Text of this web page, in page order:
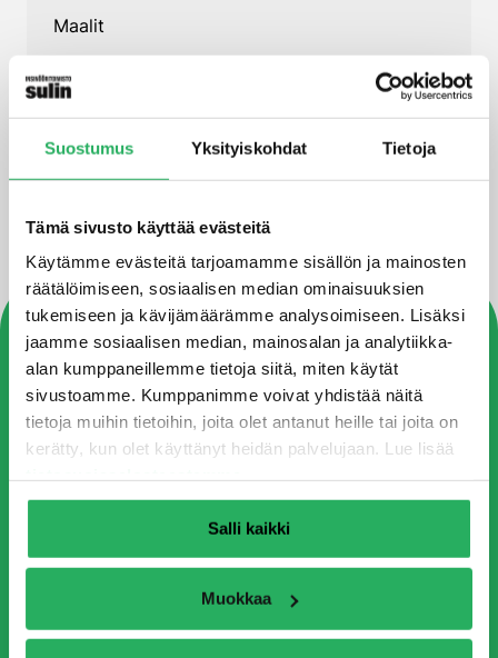
Suostumus Yksityiskohdat Tietoja
Tämä sivusto käyttää evästeitä
Käytämme evästeitä tarjoamamme sisällön ja mainosten
räätälöimiseen, sosiaalisen median ominaisuuksien
tukemiseen ja kävijämäärämme analysoimiseen. Lisäksi
jaamme sosiaalisen median, mainosalan ja analytiikka-
alan kumppaneillemme tietoja siitä, miten käytät
sivustoamme. Kumppanimme voivat yhdistää näitä
tietoja muihin tietoihin, joita olet antanut heille tai joita on
kerätty, kun olet käyttänyt heidän palvelujaan. Lue lisää
Salli kaikki
Muokkaa
Maalit
Työvälineet
Maaliharjat ja telat
Insinööritoimisto Sulin Oy
Valuraudankuja 8
00700 Helsinki
+358 9 3505 700
myyntipalvelut@sulinoy.fi
Instagram